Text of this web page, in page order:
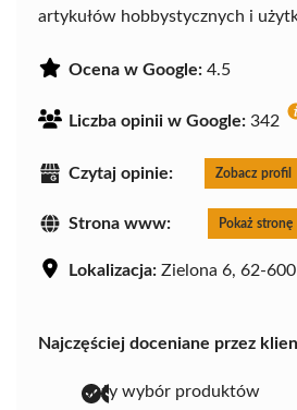
artykułów hobbystycznych i
Ocena w Google: 4.5
Liczba opinii w Google: 342
Czytaj opinie: Zobacz profil
Strona www: Pokaż stronę
Lokalizacja: Zielona 6, 62-600
Najczęściej doceniane przez
duży wybór produktów